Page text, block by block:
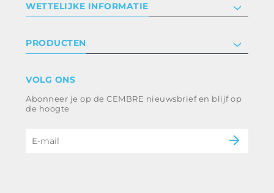
Certificeringen
Werken bij ons
WETTELIJKE INFORMATIE
Algemene voorwaarden
Klokkenluiden
Ethische code en anticorruptiebeleid
PRODUCTEN
Energie en nutsvoorzieningen
B2B Disclaimer
VOLG ONS
Abonneer je op de CEMBRE nieuwsbrief en blijf op
de hoogte